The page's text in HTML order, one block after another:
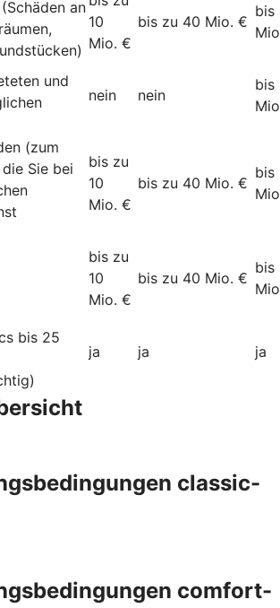
an
10
Mio. €
bis zu 40 Mio. €
bis
und
nein nein
bis
(zum
Sie bei
bis zu
10
Mio. €
bis zu 40 Mio. €
bis
bis zu
10
Mio. €
bis zu 40 Mio. €
bis
bis 25
ja ja ja
classic-
comfort-